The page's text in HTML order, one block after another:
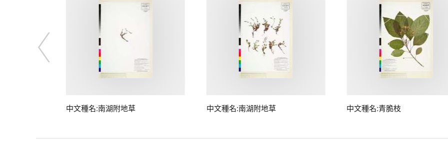
中文種名:南湖附地草 中文種名:南湖附地草 中文種名:青脆枝